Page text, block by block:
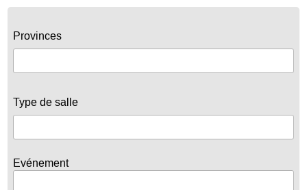
Provinces
Type de salle
Evénement